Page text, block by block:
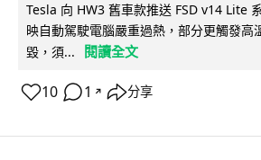
Tesla 向 HW3 舊車款推送 FSD v14 Lite
映自動駕駛電腦嚴重過熱，部分更觸發高
毀，須...
閱讀全文
10 1 ↗ 分享